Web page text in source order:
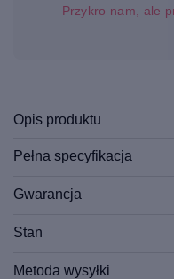
Przykro nam, ale
Opis produktu
Pełna specyfikacja
Gwarancja
Stan
Metoda wysyłki